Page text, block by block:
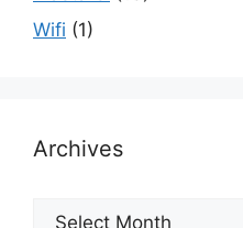
Wifi (1)
Archives
Archives